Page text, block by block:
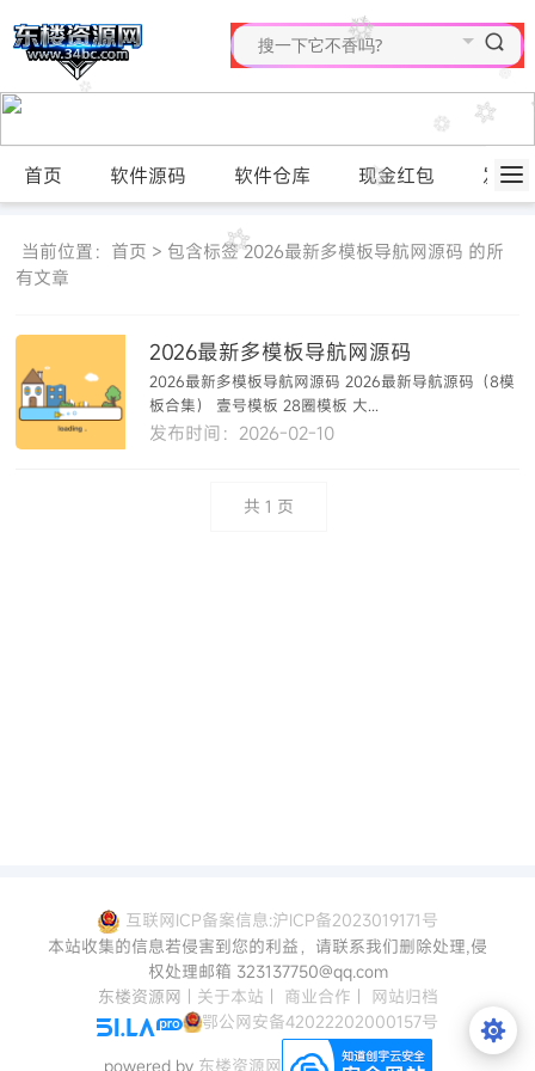
首页 软件源码 软件仓库 现金红包 发布
当前位置： 首页 > 包含标签 2026最新多模板导航网源码 的所
有文章
2026最新多模板导航网源码
2026最新多模板导航网源码 2026最新导航源码（8模
板合集） 壹号模板 28圈模板 大...
发布时间：2026-02-10
共 1 页
互联网ICP备案信息:沪ICP备2023019171号
本站收集的信息若侵害到您的利益，请联系我们删除处理,侵
权处理邮箱 323137750@qq.com
东楼资源网 | 关于本站 | 商业合作 | 网站归档
鄂公网安备42022202000157号
powered by 东楼资源网